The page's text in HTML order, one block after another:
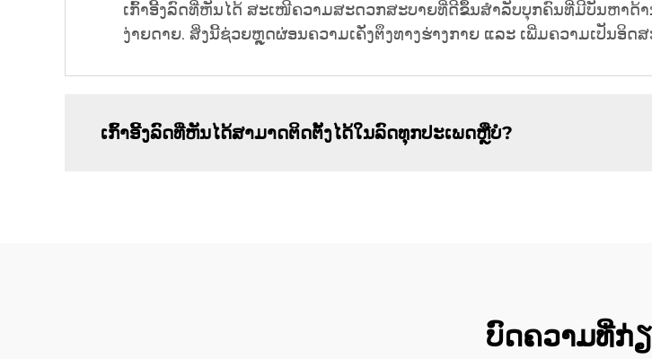
ເກົ້າອີ້ງລົດທີ່ຫັນໄດ້ ສະເໜີຄວາມສະດວກສະບາຍທີ່ດີຂຶ້ນສຳລັບບຸກຄົນທີ່ມີບັນຫາດ້າ
ງ່າຍດາຍ. ສິ່ງນີ້ຊ່ວຍຫຼຸດຜ່ອນຄວາມເຄັ່ງຕຶງທາງຮ່າງກາຍ ແລະ ເພີ່ມຄວາມເປັນອິ
ເກົ້າອີ້ງລົດທີ່ຫັນໄດ້ສາມາດຕິດຕັ້ງໄດ້ໃນລົດທຸກປະເພດຫຼືບໍ?
ບົດຄວາມທີ່ກ່